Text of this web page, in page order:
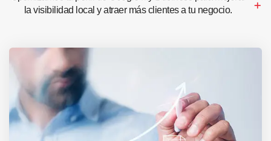
la visibilidad local y atraer más clientes a tu negocio.